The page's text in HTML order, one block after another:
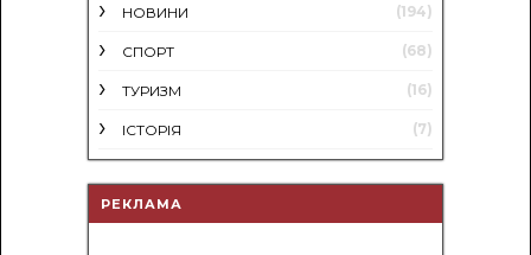
НОВИНИ (194)
СПОРТ (68)
ТУРИЗМ (16)
ІСТОРІЯ (7)
РЕКЛАМА